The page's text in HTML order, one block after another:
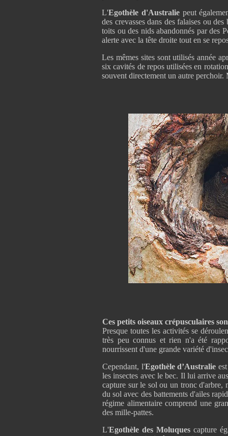
L'Egothèle d'Australie peut
des crevasses dans des falaises ou
toits ou des nids abandonnés par des
alerte avec la tête droite tout en se
Les mêmes sites sont utilisés année
six cavités de repos utilisées en
souvent directement un autre
Ces petits oiseaux crépusculaires
Presque toutes les activités se
très peu connus et rien n'a été
nourrissent d'une grande variété
Cependant, l'Egothèle d’Australie
les insectes avec le bec. Il lui arrive
capture sur le sol ou un tronc d'arbre,
du sol avec des battements d'ailes
régime alimentaire comprend une
des mille-pattes.
L'Egothèle des Moluques capture